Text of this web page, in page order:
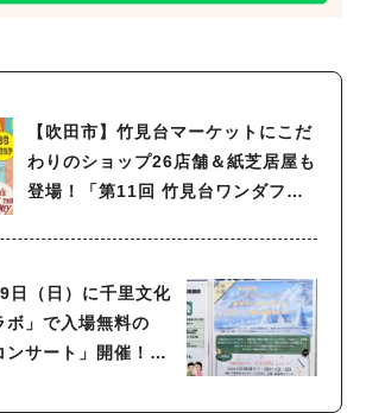
【吹田市】竹見台マーケットにこだ
わりのショップ26店舗＆紙芝居屋も
登場！「第11回 竹見台ワンダフル
9日（日）に千里文化
ボ」で入場無料の
ンサート」開催！小